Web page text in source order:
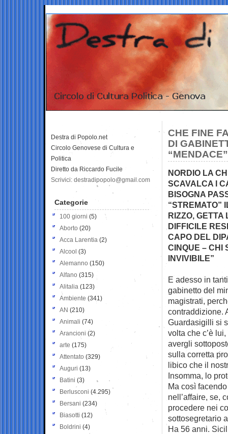
CHE FINE
DI
NORDIO LA
SCAVALCA I
BISOGNA
“STREMATO”
RIZZO,
DIFFICILE
CAPO DEL
CINQUE – CHI
INVIVIBILE”
E adesso in
gabinetto del
magistrati,
contraddizione.
Guardasigilli si
volta che c’è
avergli
sulla corretta
libico che il
Insomma, lo
Ma così
nell’affaire, se,
procedere nei
sottosegretario
Ha 56 anni.
Destra di Popolo.net
Circolo Genovese di Cultura e
Politica
Diretto da Riccardo Fucile
Scrivici: destradipopolo@gmail.com
Categorie
100 giorni (5)
Aborto (20)
Acca Larentia (2)
Alcool (3)
Alemanno (150)
Alfano (315)
Alitalia (123)
Ambiente (341)
AN (210)
Animali (74)
Arancioni (2)
arte (175)
Attentato (329)
Auguri (13)
Batini (3)
Berlusconi (4.295)
Bersani (234)
Biasotti (12)
Boldrini (4)